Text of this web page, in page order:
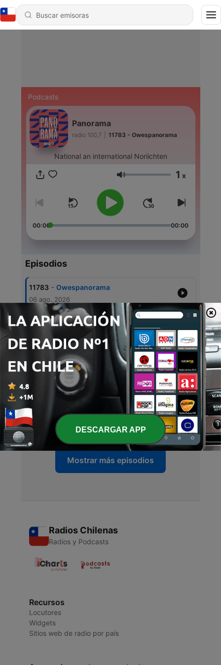
Podcasts
Panorama
radio 100,7 11783 - Owespanorama
National an international Noriichten
Volumen 1 x
00:00 00:00
Episodios
11783 - Owespanorama
06 ago. 2026
11782 - Mëttespanorama
11781 - Moiespanorama
06 ago. 2026
Moiespanorama
06 ago. 2026
11779 Owespanorama
05 ago. 2026
Mostrar más episodios
Radios Chilenas
Radios y Podcasts
Recursos
Locutores
Widgets
Sitios web de radio por país
DESCARGAR APP